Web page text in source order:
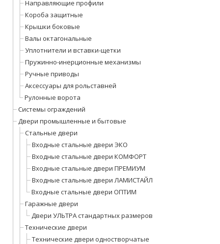
Направляющие профили
Короба защитные
Крышки боковые
Валы октагональные
Уплотнители и вставки-щетки
Пружинно-инерционные механизмы
Ручные приводы
Аксессуары для рольставней
Рулонные ворота
Системы ограждений
Двери промышленные и бытовые
Стальные двери
Входные стальные двери ЭКО
Входные стальные двери КОМФОРТ
Входные стальные двери ПРЕМИУМ
Входные стальные двери ЛАМИСТАЙЛ
Входные стальные двери ОПТИМ
Гаражные двери
Двери УЛЬТРА стандартных размеров
Технические двери
Технические двери одностворчатые